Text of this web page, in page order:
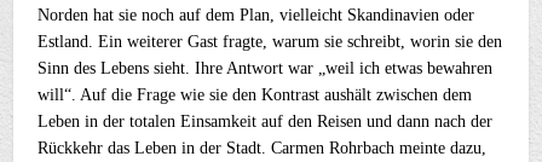
Norden hat sie noch auf dem Plan, vielleicht Skandinavien oder
Estland. Ein weiterer Gast fragte, warum sie schreibt, worin sie den
Sinn des Lebens sieht. Ihre Antwort war „weil ich etwas bewahren
will“. Auf die Frage wie sie den Kontrast aushält zwischen dem
Leben in der totalen Einsamkeit auf den Reisen und dann nach der
Rückkehr das Leben in der Stadt. Carmen Rohrbach meinte dazu,